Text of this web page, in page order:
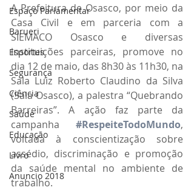
Espaço Parlamentar
Barueri
Esportes
Segurança
Ciência
Saúde
Educação
Livro
Anuncio 2018
A Prefeitura de Osasco, por meio da
Casa Civil e em parceria com a
SIEMACO Osasco e diversas
instituições parceiras, promove no
dia 12 de maio, das 8h30 às 11h30, na
Sala Luiz Roberto Claudino da Silva
(Sala Osasco), a palestra “Quebrando
Barreiras”. A ação faz parte da
campanha #RespeiteTodoMundo,
voltada à conscientização sobre
assédio, discriminação e promoção
da saúde mental no ambiente de
trabalho.